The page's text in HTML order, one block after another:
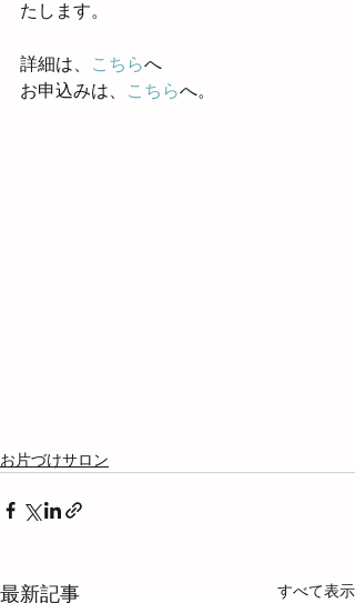
たします。
詳細は、 こちらへ
お申込みは、
こちらへ。
お片づけサロン
最新記事 すべて表示